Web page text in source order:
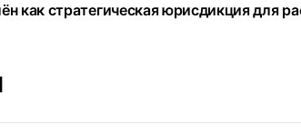
как стратегическая юрисдикция для